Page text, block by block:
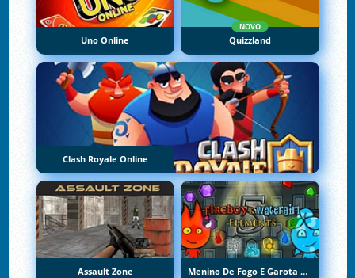
Uno Online
NOVO
Quizzland
Clash Royale Online
Assault Zone Menino De Fogo E Garota De Água 5: Elementos